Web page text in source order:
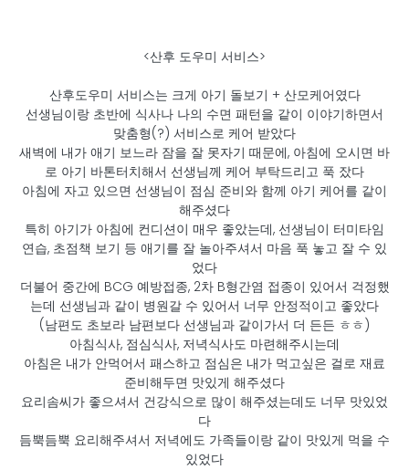
<산후 도우미 서비스>
산후도우미 서비스는 크게 아기 돌보기 + 산모케어였다
선생님이랑 초반에 식사나 나의 수면 패턴을 같이 이야기하면서
맞춤형(?) 서비스로 케어 받았다
새벽에 내가 애기 보느라 잠을 잘 못자기 때문에, 아침에 오시면 바
로 아기 바톤터치해서 선생님께 케어 부탁드리고 푹 잤다
아침에 자고 있으면 선생님이 점심 준비와 함께 아기 케어를 같이
해주셨다
특히 아기가 아침에 컨디션이 매우 좋았는데, 선생님이 터미타임
연습, 초점책 보기 등 애기를 잘 놀아주셔서 마음 푹 놓고 잘 수 있
었다
더불어 중간에 BCG 예방접종, 2차 B형간염 접종이 있어서 걱정했
는데 선생님과 같이 병원갈 수 있어서 너무 안정적이고 좋았다
(남편도 초보라 남편보다 선생님과 같이가서 더 든든 ㅎㅎ)
아침식사, 점심식사, 저녁식사도 마련해주시는데
아침은 내가 안먹어서 패스하고 점심은 내가 먹고싶은 걸로 재료
준비해두면 맛있게 해주셨다
요리솜씨가 좋으셔서 건강식으로 많이 해주셨는데도 너무 맛있었
다
듬뿍듬뿍 요리해주셔서 저녁에도 가족들이랑 같이 맛있게 먹을 수
있었다